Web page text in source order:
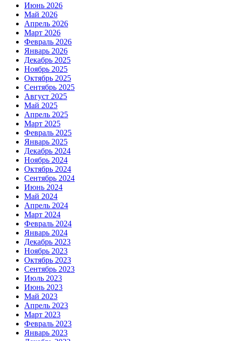
Июнь 2026
Май 2026
Апрель 2026
Март 2026
Февраль 2026
Январь 2026
Декабрь 2025
Ноябрь 2025
Октябрь 2025
Сентябрь 2025
Август 2025
Май 2025
Апрель 2025
Март 2025
Февраль 2025
Январь 2025
Декабрь 2024
Ноябрь 2024
Октябрь 2024
Сентябрь 2024
Июнь 2024
Май 2024
Апрель 2024
Март 2024
Февраль 2024
Январь 2024
Декабрь 2023
Ноябрь 2023
Октябрь 2023
Сентябрь 2023
Июль 2023
Июнь 2023
Май 2023
Апрель 2023
Март 2023
Февраль 2023
Январь 2023